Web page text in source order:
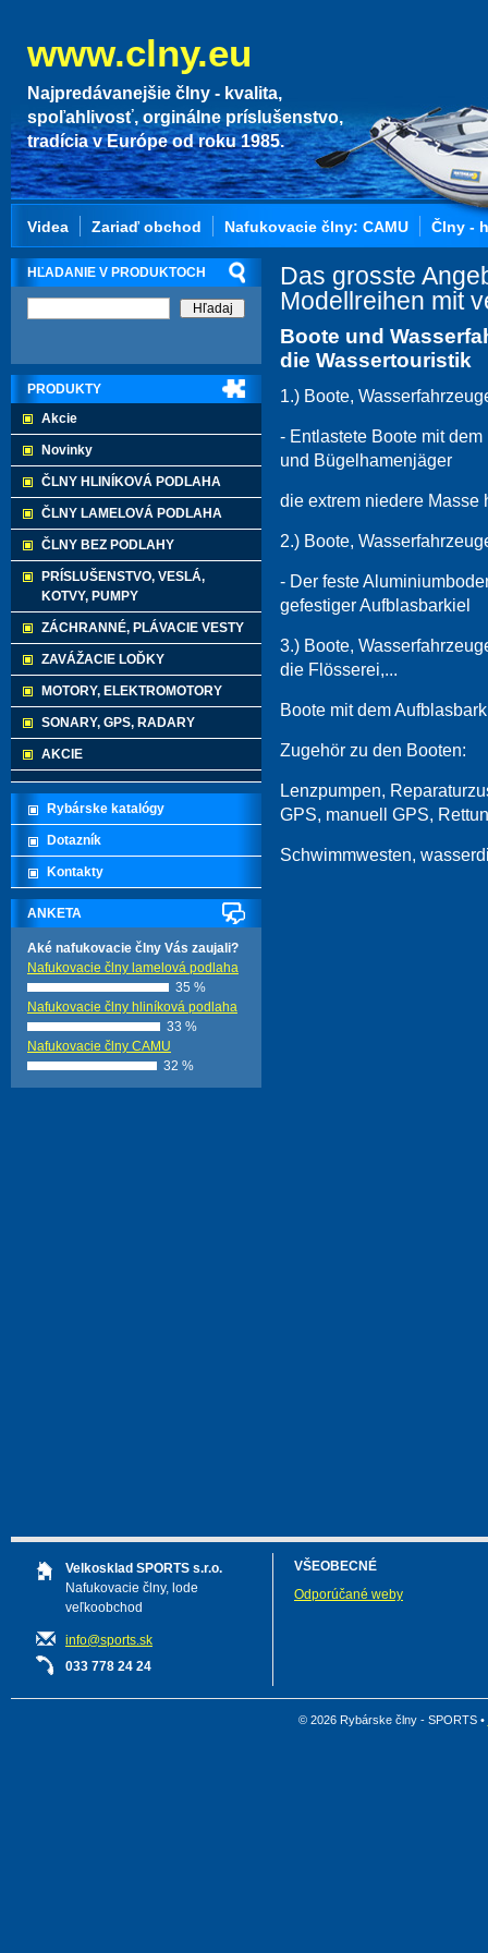
www.clny.eu
Najpredávanejšie člny - kvalita,
spoľahlivosť, orginálne príslušenstvo,
tradícia v Európe od roku 1985.
Das grosste
Modellreihen mit
Boote und
die Wassertouristik
1.) Boote,
- Entlastete Boote mit
und Bügelhamenjäger
die extrem niedere Masse
2.) Boote,
- Der feste
gefestiger Aufblasbarkiel
3.) Boote,
die Flösserei,...
Boote mit dem
Zugehör zu den Booten:
Lenzpumpen,
GPS, manuell GPS,
Schwimmwesten,
HĽADANIE V PRODUKTOCH
PRODUKTY
Akcie
Novinky
ČLNY HLINÍKOVÁ PODLAHA
ČLNY LAMELOVÁ PODLAHA
ČLNY BEZ PODLAHY
PRÍSLUŠENSTVO, VESLÁ,
KOTVY, PUMPY
ZÁCHRANNÉ, PLÁVACIE VESTY
ZAVÁŽACIE LOĎKY
MOTORY, ELEKTROMOTORY
SONARY, GPS, RADARY
AKCIE
Rybárske katalógy
Dotazník
Kontakty
ANKETA
Aké nafukovacie člny Vás zaujali?
Nafukovacie člny lamelová podlaha
35 %
Nafukovacie člny hliníková podlaha
33 %
Nafukovacie člny CAMU
32 %
Videa Zariaď obchod Nafukovacie člny: CAMU Člny -
Velkosklad SPORTS s.r.o.
Nafukovacie člny, lode
veľkoobchod
info@sports.sk
033 778 24 24
VŠEOBECNÉ
Odporúčané weby
© 2026 Rybárske člny - SPORTS •